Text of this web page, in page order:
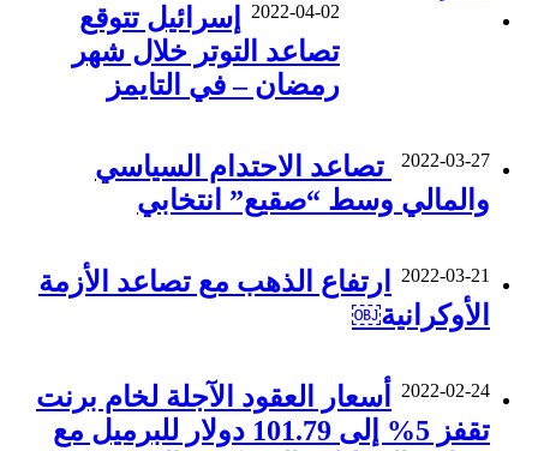
2022-04-02 إسرائيل تتوقع
تصاعد التوتر خلال شهر
رمضان – في التايمز
2022-03-27
تصاعد الاحتدام السياسي
والمالي وسط “صقيع” انتخابي
2022-03-21
ارتفاع الذهب مع تصاعد الأزمة
الأوكرانية￼
2022-02-24
أسعار العقود الآجلة لخام برنت
تقفز 5% إلى 101.79 دولار للبرميل مع